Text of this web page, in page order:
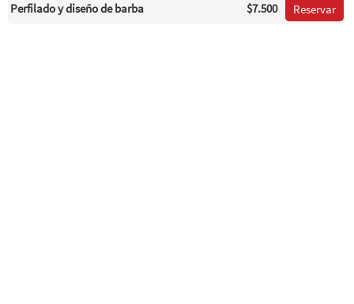
Perfilado y diseño de barba $7.500 Reservar